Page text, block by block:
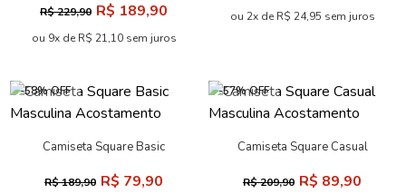
R$ 229,90 R$ 189,90
ou 9x de R$ 21,10 sem juros
ou 2x de R$ 24,95 sem juros
-58% OFF
Camiseta Square Basic
R$ 189,90 R$ 79,90
-57% OFF
Camiseta Square Casual
R$ 209,90 R$ 89,90